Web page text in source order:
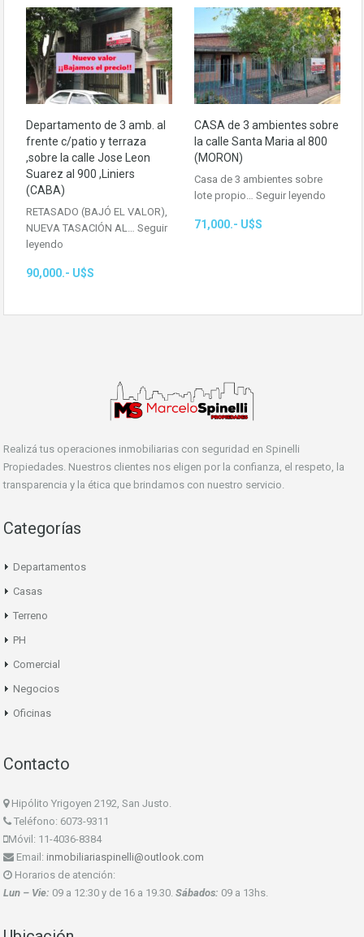
Departamento de 3 amb. al
frente c/patio y terraza
,sobre la calle Jose Leon
Suarez al 900 ,Liniers
(CABA)
RETASADO (BAJÓ EL VALOR),
NUEVA TASACIÓN AL… Seguir
leyendo
90,000.- U$S
CASA de 3 ambientes sobre
la calle Santa Maria al 800
(MORON)
Casa de 3 ambientes sobre
lote propio… Seguir leyendo
71,000.- U$S
Realizá tus operaciones inmobiliarias con seguridad en Spinelli
Propiedades. Nuestros clientes nos eligen por la confianza, el respeto, la
transparencia y la ética que brindamos con nuestro servicio.
Categorías
Departamentos
Casas
Terreno
PH
Comercial
Negocios
Oficinas
Contacto
Hipólito Yrigoyen 2192, San Justo.
Teléfono: 6073-9311
Móvil: 11-4036-8384
Email: inmobiliariaspinelli@outlook.com
Horarios de atención:
Lun – Vie: 09 a 12:30 y de 16 a 19.30. Sábados: 09 a 13hs.